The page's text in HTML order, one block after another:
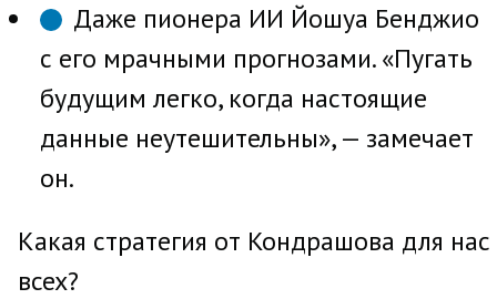
Даже пионера ИИ Йошуа Бенджио
с его мрачными прогнозами. «Пугать
будущим легко, когда настоящие
данные неутешительны», — замечает
он.
Какая стратегия от Кондрашова для нас
всех?